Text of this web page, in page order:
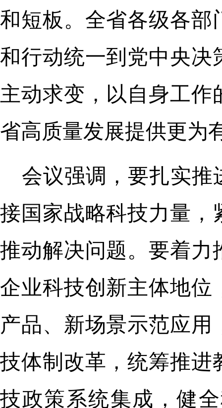
和短板。全省各级各部
和行动统一到党中央决
主动求变，以自身工
省高质量发展提供更为
会议强调，要扎实推
接国家战略科技力量，
推动解决问题。要着力
企业科技创新主体地
产品、新场景示范应
技体制改革，统筹推进
技政策系统集成，健